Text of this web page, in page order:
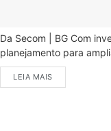
Da Secom | BG Com
planejamento para
LEIA MAIS